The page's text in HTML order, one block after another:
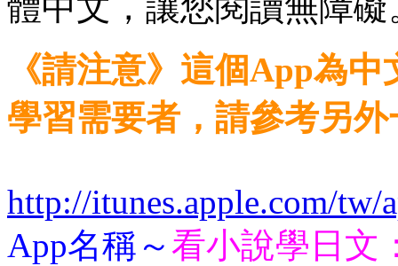
《請注意》這個App為
學習需要者，請參考另
http://itunes.apple.com/tw/
App名稱～ 看小說學日文